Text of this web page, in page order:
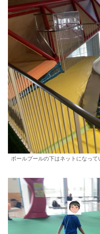
ボールプールの下はネットになって